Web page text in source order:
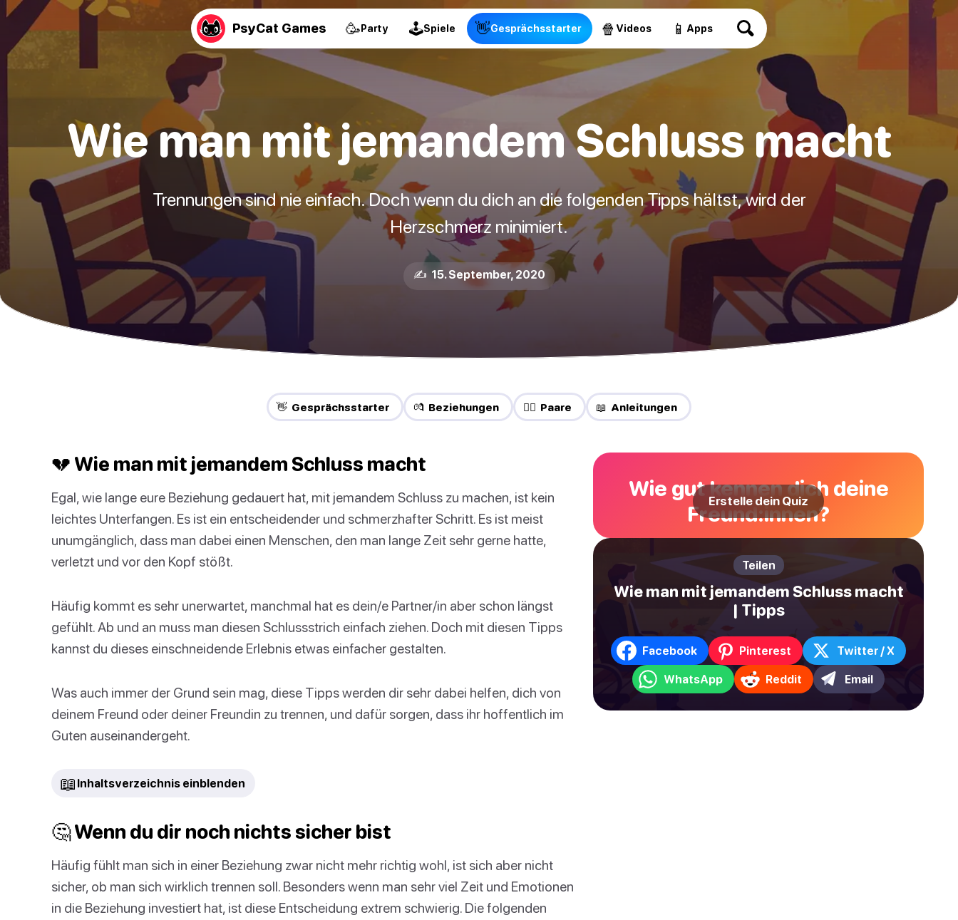
PsyCat Games 🥳Party 🕹Spiele 👋Gesprächsstarter 🍿 Videos 📱 Apps
Wie man mit jemandem Schluss macht
Trennungen sind nie einfach. Doch wenn du dich an die folgenden Tipps hältst, wird der
Herzschmerz minimiert.
✍️ 15. September, 2020
👋 Gesprächsstarter 💏 Beziehungen ❤️‍🔥 Paare 📖 Anleitungen
💔 Wie man mit jemandem Schluss macht
Egal, wie lange eure Beziehung gedauert hat, mit jemandem Schluss zu machen, ist kein
leichtes Unterfangen. Es ist ein entscheidender und schmerzhafter Schritt. Es ist meist
unumgänglich, dass man dabei einen Menschen, den man lange Zeit sehr gerne hatte,
verletzt und vor den Kopf stößt.
Häufig kommt es sehr unerwartet, manchmal hat es dein/e Partner/in aber schon längst
gefühlt. Ab und an muss man diesen Schlussstrich einfach ziehen. Doch mit diesen Tipps
kannst du dieses einschneidende Erlebnis etwas einfacher gestalten.
Was auch immer der Grund sein mag, diese Tipps werden dir sehr dabei helfen, dich von
deinem Freund oder deiner Freundin zu trennen, und dafür sorgen, dass ihr hoffentlich im
Guten auseinandergeht.
📖 Inhaltsverzeichnis einblenden
🤔 Wenn du dir noch nichts sicher bist
Häufig fühlt man sich in einer Beziehung zwar nicht mehr richtig wohl, ist sich aber nicht
sicher, ob man sich wirklich trennen soll. Besonders wenn man sehr viel Zeit und Emotionen
in die Beziehung investiert hat, ist diese Entscheidung extrem schwierig. Die folgenden
Wie gut kennen dich deine
Freund:innen?
Erstelle dein Quiz
Teilen
Wie man mit jemandem Schluss macht
| Tipps
Facebook Pinterest Twitter / X
WhatsApp Reddit Email